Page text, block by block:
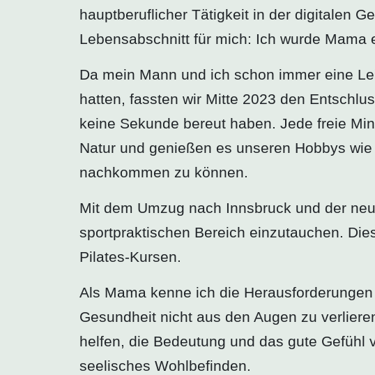
hauptberuflicher Tätigkeit in der digitalen
Lebensabschnitt für mich: Ich wurde Mama
Da mein Mann und ich schon immer eine
hatten, fassten wir Mitte 2023 den
keine Sekunde bereut haben. Jede freie
Natur und genießen es unseren Hobbys
nachkommen zu können.
Mit dem Umzug nach Innsbruck und der
sportpraktischen Bereich einzutauchen.
Pilates-Kursen.
Als Mama kenne ich die
Gesundheit nicht aus den Augen zu
helfen, die Bedeutung und das gute Gefühl
seelisches Wohlbefinden.